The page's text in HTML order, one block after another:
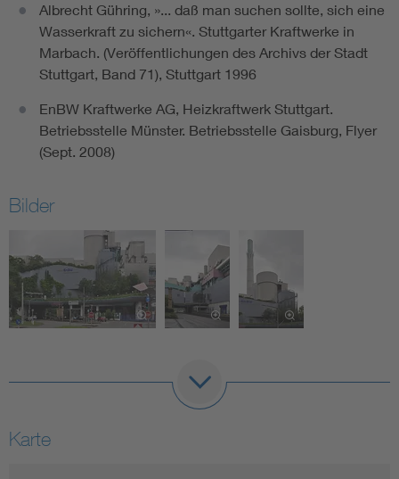
Albrecht Gühring, »... daß man suchen sollte, sich eine
Wasserkraft zu sichern«. Stuttgarter Kraftwerke in
Marbach. (Veröffentlichungen des Archivs der Stadt
Stuttgart, Band 71), Stuttgart 1996
EnBW Kraftwerke AG, Heizkraftwerk Stuttgart.
Betriebsstelle Münster. Betriebsstelle Gaisburg, Flyer
(Sept. 2008)
Bilder
Karte